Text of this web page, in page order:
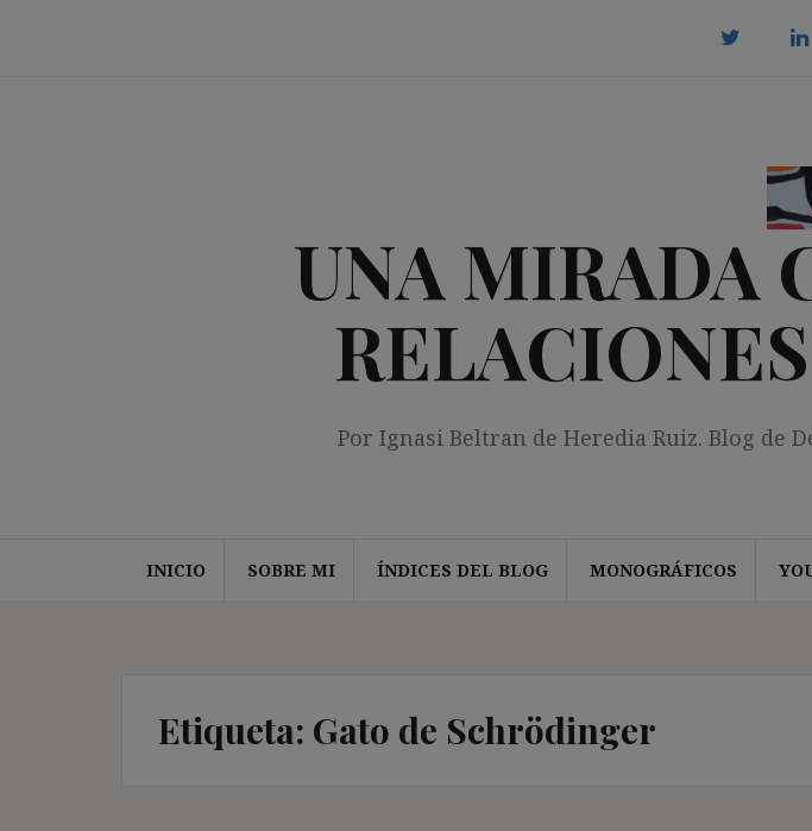
UNA MIRADA
Por Ignasi Beltran de Heredia Ruiz. Blog de
INICIO SOBRE MI ÍNDICES DEL BLOG MONOGRÁFICOS
Etiqueta: Gato de Schrödinger